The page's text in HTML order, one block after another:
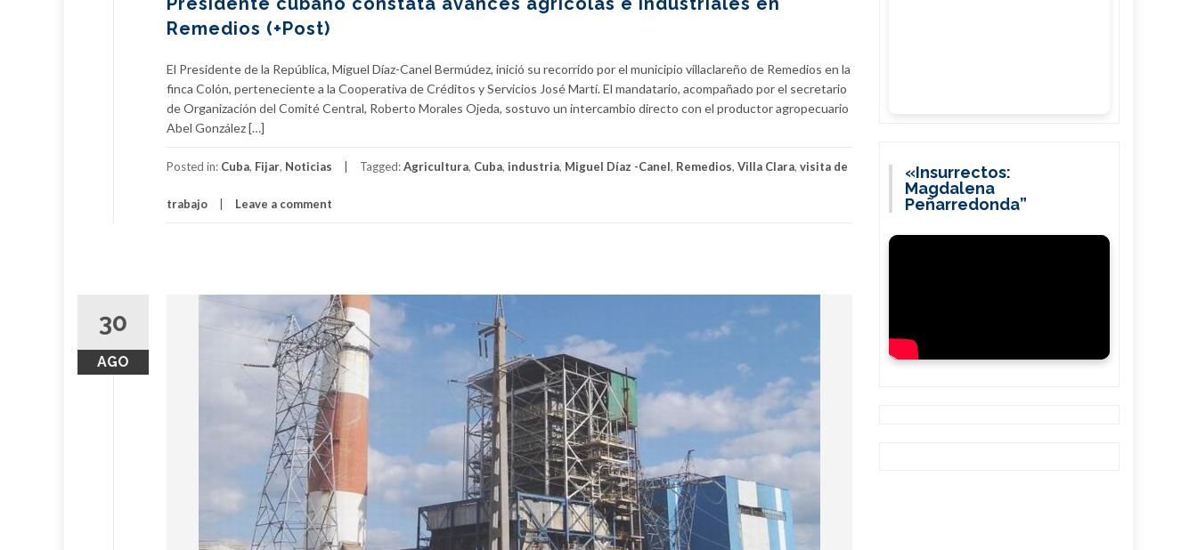
Remedios (+Post)
El Presidente de la República, Miguel Díaz-Canel Bermúdez, inició su recorrido por el municipio villaclareño de Remedios en la
finca Colón, perteneciente a la Cooperativa de Créditos y Servicios José Martí. El mandatario, acompañado por el secretario
de Organización del Comité Central, Roberto Morales Ojeda, sostuvo un intercambio directo con el productor agropecuario
Abel González […]
Posted in: Cuba, Fijar, Noticias Tagged:Agricultura, Cuba, industria, Miguel Díaz -Canel, Remedios, Villa Clara, visita de
trabajo Leave a comment
30
AGO
«Insurrectos:
Magdalena
Peñarredonda”